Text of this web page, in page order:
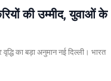
की उम्मीद, युवाओं के
का बड़ा अनुमान नई दिल्ली। भारत